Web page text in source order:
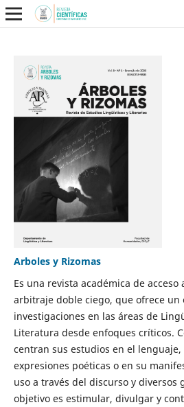
Arboles y Rizomas
Es una revista académica de
arbitraje doble ciego, que ofrece un
investigaciones en las áreas de
Literatura desde enfoques críticos.
centran sus estudios en el lenguaje,
expresiones poéticas o en su
uso a través del discurso y diversos
objetivo es estimular, divulgar y